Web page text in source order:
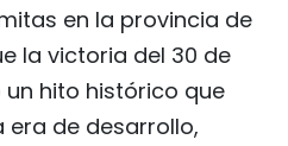
en la provincia de
la victoria del 30 de
un hito histórico que
era de desarrollo,